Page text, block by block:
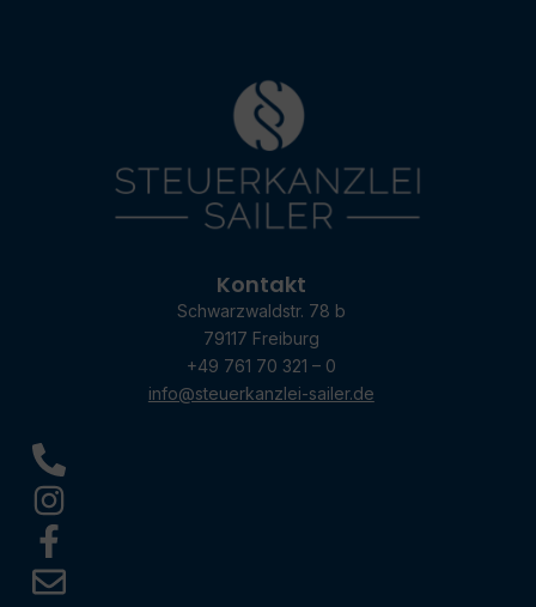
Kontakt
Schwarzwaldstr. 78 b
79117 Freiburg
+49 761 70 321 – 0
info@steuerkanzlei-sailer.de